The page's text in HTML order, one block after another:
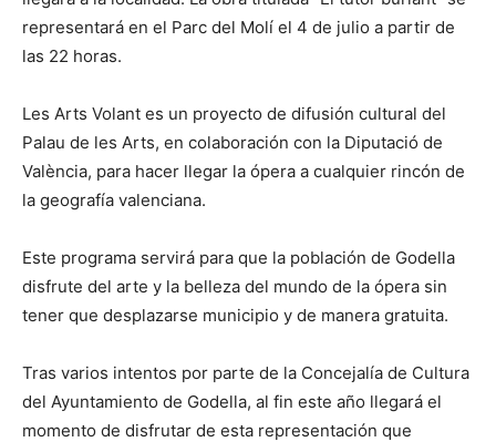
representará en el Parc del Molí el 4 de julio a partir de
las 22 horas.
Les Arts Volant es un proyecto de difusión cultural del
Palau de les Arts, en colaboración con la Diputació de
València, para hacer llegar la ópera a cualquier rincón de
la geografía valenciana.
Este programa servirá para que la población de Godella
disfrute del arte y la belleza del mundo de la ópera sin
tener que desplazarse municipio y de manera gratuita.
Tras varios intentos por parte de la Concejalía de Cultura
del Ayuntamiento de Godella, al fin este año llegará el
momento de disfrutar de esta representación que